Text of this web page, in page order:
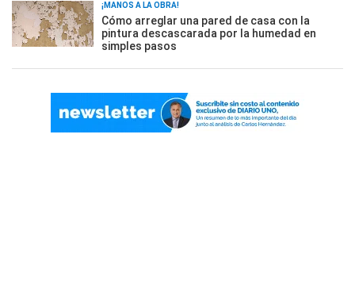
¡MANOS A LA OBRA!
Cómo arreglar una pared de casa con la
pintura descascarada por la humedad en
simples pasos